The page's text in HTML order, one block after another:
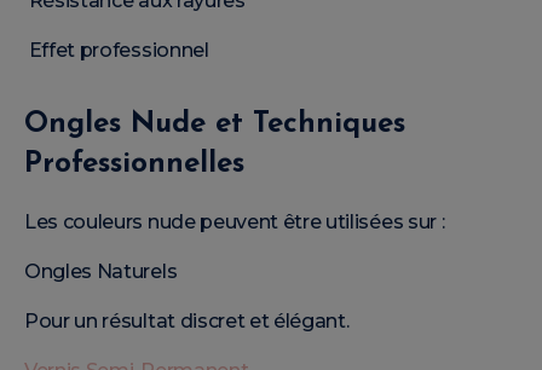
Effet professionnel
Ongles Nude et Techniques
Professionnelles
Les couleurs nude peuvent être utilisées sur :
Ongles Naturels
Pour un résultat discret et élégant.